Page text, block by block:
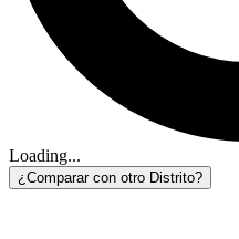
Loading...
¿Comparar con otro Distrito?